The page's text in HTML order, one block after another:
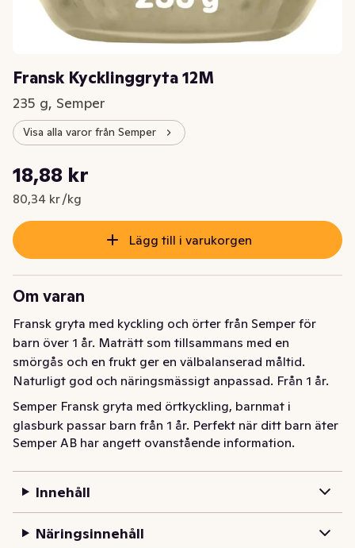
Fransk Kycklinggryta 12M
235 g, Semper
Visa alla varor från Semper
Nuvarande pris är: 18,88 kr
18,88 kr
80,34 kr /kg
Styckpris: 80,34 kr /kg
Lägg till i varukorgen
Om varan
Fransk gryta med kyckling och örter från Semper för
barn över 1 år. Maträtt som tillsammans med en
smörgås och en frukt ger en välbalanserad måltid.
Naturligt god och näringsmässigt anpassad. Från 1 år.
Semper Fransk gryta med örtkyckling, barnmat i
glasburk passar barn från 1 år. Perfekt när ditt barn äter
barnmat på burk. Fransk gryta med örtkyckling är god,
ålder. Med Semper kan du känna dig trygg i att du alltid
kvalitet.
Semper AB har angett ovanstående information.
Innehåll
Näringsinnehåll